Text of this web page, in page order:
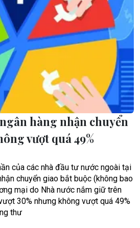
hàng nhận chuyển
vượt quá 49%
của các nhà đầu tư nước ngoài tại
chuyển giao bắt buộc (không bao
mại do Nhà nước nắm giữ trên
30% nhưng không vượt quá 49%
thư